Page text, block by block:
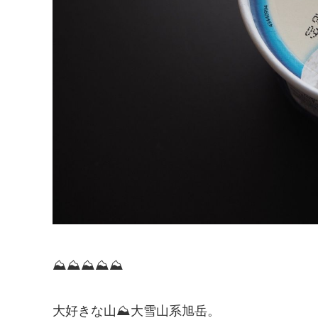
⛰⛰⛰⛰⛰
大好きな山⛰大雪山系旭岳。